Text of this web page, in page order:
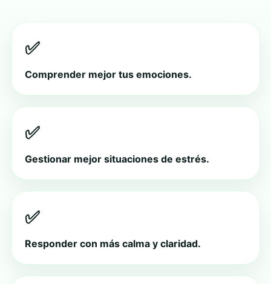
✅
Comprender mejor tus emociones.
✅
Gestionar mejor situaciones de estrés.
✅
Responder con más calma y claridad.